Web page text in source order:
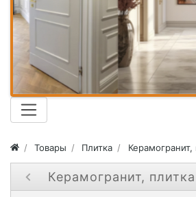
Товары Плитка
Close submenu ( Керамогранит,
Керамогранит,